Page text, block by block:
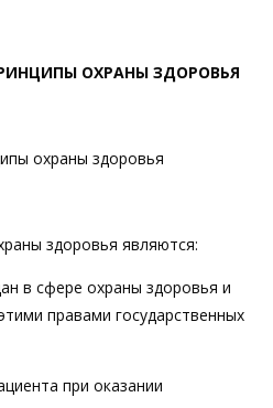
ОХРАНЫ ЗДОРОВЬЯ
охраны здоровья
здоровья являются:
в сфере охраны здоровья и
правами государственных
при оказании